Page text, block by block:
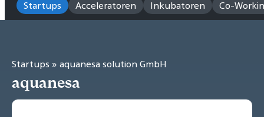
Startups Acceleratoren Inkubatoren Co-
Startups » aquanesa solution GmbH
aquanesa